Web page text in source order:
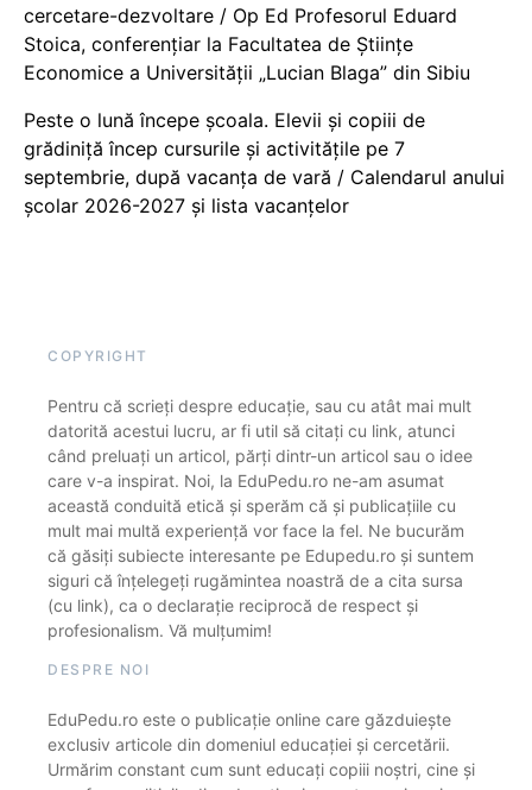
cercetare-dezvoltare / Op Ed Profesorul Eduard
Stoica, conferențiar la Facultatea de Științe
Economice a Universității „Lucian Blaga” din Sibiu
Peste o lună începe școala. Elevii și copiii de
grădiniță încep cursurile și activitățile pe 7
septembrie, după vacanța de vară / Calendarul anului
școlar 2026-2027 și lista vacanțelor
COPYRIGHT
Pentru că scrieți despre educație, sau cu atât mai mult
datorită acestui lucru, ar fi util să citați cu link, atunci
când preluați un articol, părți dintr-un articol sau o idee
care v-a inspirat. Noi, la EduPedu.ro ne-am asumat
această conduită etică și sperăm că și publicațiile cu
mult mai multă experiență vor face la fel. Ne bucurăm
că găsiți subiecte interesante pe Edupedu.ro și suntem
siguri că înțelegeți rugămintea noastră de a cita sursa
(cu link), ca o declarație reciprocă de respect și
profesionalism. Vă mulțumim!
DESPRE NOI
EduPedu.ro este o publicație online care găzduiește
exclusiv articole din domeniul educației și cercetării.
Urmărim constant cum sunt educați copiii noștri, cine și